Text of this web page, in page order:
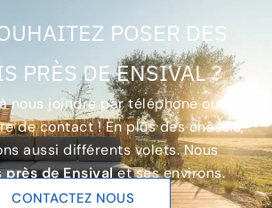
POSER DES
PRÈS DE ENSIVAL ?
nous joindre par téléphone ou via
de contact ! En plus des châssis,
aussi différents volets. Nous
près de Ensivalet ses environs.
CONTACTEZ NOUS